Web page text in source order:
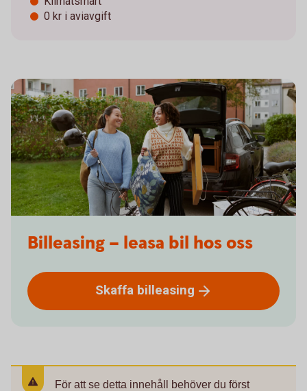
0 kr i aviavgift
Billeasing – leasa bil hos oss
Skaffa billeasing
För att se detta innehåll behöver du först